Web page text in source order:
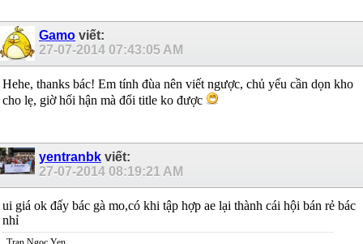
Gamo viết:
27-07-2014 07:43:05 AM
Hehe, thanks bác! Em tính đùa nên viết ngược, chủ yếu cần dọn kho
cho lẹ, giờ hối hận mà đổi title ko được
yentranbk viết:
27-07-2014 08:19:21 AM
ui giá ok đấy bác gà mo,có khi tập hợp ae lại thành cái hội bán rẻ bác
nhỉ